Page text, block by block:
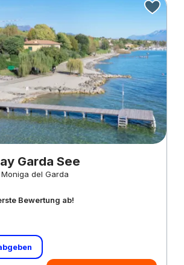
Garda See
del Garda
Bewertung ab!